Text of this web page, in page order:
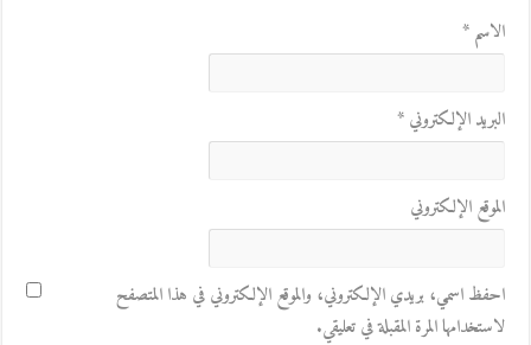
الاسم*
البريد الإلكتروني*
الموقع الإلكتروني
احفظ اسمي، بريدي الإلكتروني، والموقع الإلكتروني في هذا المتصفح
لاستخدامها المرة المقبلة في تعليقي.